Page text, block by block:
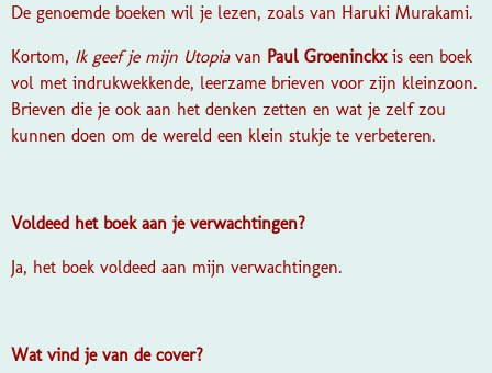
De genoemde boeken wil je lezen, zoals van Haruki Murakami.
Kortom, Ik geef je mijn Utopia van Paul Groeninckx is een boek
vol met indrukwekkende, leerzame brieven voor zijn kleinzoon.
Brieven die je ook aan het denken zetten en wat je zelf zou
kunnen doen om de wereld een klein stukje te verbeteren.
Voldeed het boek aan je verwachtingen?
Ja, het boek voldeed aan mijn verwachtingen.
Wat vind je van de cover?